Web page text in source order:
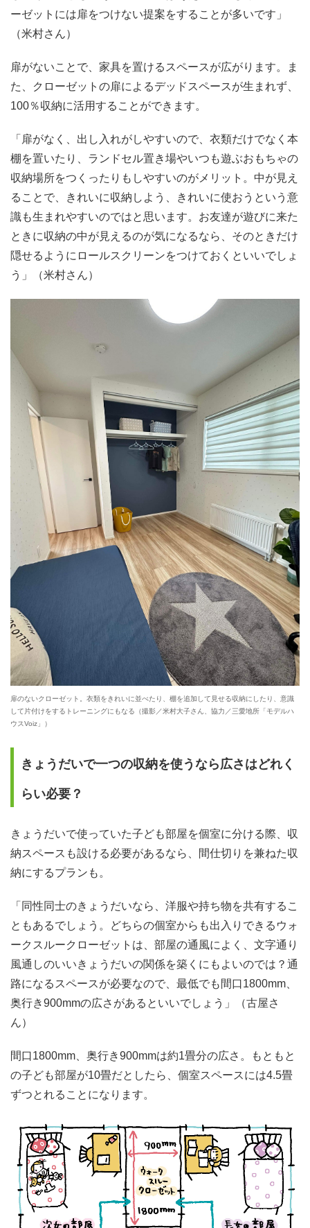
ーゼットには扉をつけない提案をすることが多いです」
（米村さん）
扉がないことで、家具を置けるスペースが広がります。ま
た、クローゼットの扉によるデッドスペースが生まれず、
100％収納に活用することができます。
「扉がなく、出し入れがしやすいので、衣類だけでなく本
棚を置いたり、ランドセル置き場やいつも遊ぶおもちゃの
収納場所をつくったりもしやすいのがメリット。中が見え
ることで、きれいに収納しよう、きれいに使おうという意
識も生まれやすいのではと思います。お友達が遊びに来た
ときに収納の中が見えるのが気になるなら、そのときだけ
隠せるようにロールスクリーンをつけておくといいでしょ
う」（米村さん）
扉のないクローゼット。衣類をきれいに並べたり、棚を追加して見せる収納にしたり、意識
して片付けをするトレーニングにもなる（撮影／米村大子さん、協力／三愛地所「モデルハ
ウスVoiz」）
きょうだいで一つの収納を使うなら広さはどれく
らい必要？
きょうだいで使っていた子ども部屋を個室に分ける際、収
納スペースも設ける必要があるなら、間仕切りを兼ねた収
納にするプランも。
「同性同士のきょうだいなら、洋服や持ち物を共有するこ
ともあるでしょう。どちらの個室からも出入りできるウォ
ークスルークローゼットは、部屋の通風によく、文字通り
風通しのいいきょうだいの関係を築くにもよいのでは？通
路になるスペースが必要なので、最低でも間口1800mm、
奥行き900mmの広さがあるといいでしょう」（古屋さ
ん）
間口1800mm、奥行き900mmは約1畳分の広さ。もともと
の子ども部屋が10畳だとしたら、個室スペースには4.5畳
ずつとれることになります。